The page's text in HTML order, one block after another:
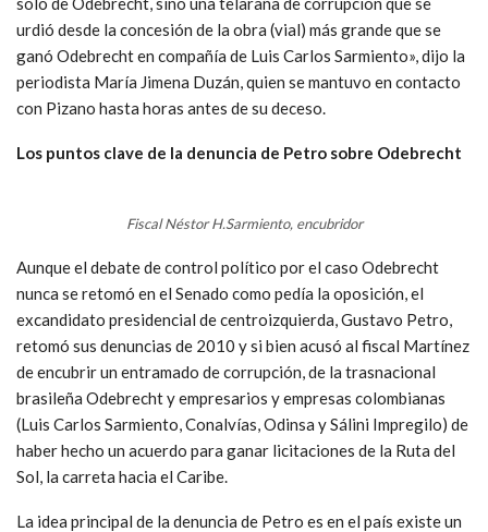
urdió desde la concesión de la obra (vial) más grande que se
ganó Odebrecht en compañía de Luis Carlos Sarmiento», dijo la
periodista María Jimena Duzán, quien se mantuvo en contacto
con Pizano hasta horas antes de su deceso.
Los puntos clave de la denuncia de Petro sobre Odebrecht
Fiscal Néstor H.Sarmiento, encubridor
Aunque el debate de control político por el caso Odebrecht
nunca se retomó en el Senado como pedía la oposición, el
excandidato presidencial de centroizquierda, Gustavo Petro,
retomó sus denuncias de 2010 y si bien acusó al fiscal Martínez
de encubrir un entramado de corrupción, de la trasnacional
brasileña Odebrecht y empresarios y empresas colombianas
(Luis Carlos Sarmiento, Conalvías, Odinsa y Sálini Impregilo) de
haber hecho un acuerdo para ganar licitaciones de la Ruta del
Sol, la carreta hacia el Caribe.
La idea principal de la denuncia de Petro es en el país existe un